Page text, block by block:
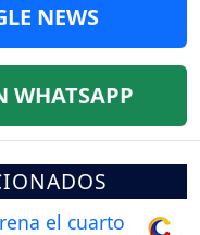
NEWS
WHATSAPP